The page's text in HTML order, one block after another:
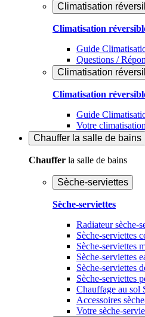
Climatisation
Climatisation
Guide
Questions /
Climatisation
Climatisation
Guide
Votre
Chauffer la salle de bains
Chauffer la salle de bains
Sèche-serviettes
Sèche-serviettes
Radiateur sèche-
Sèche-serviettes
Sèche-serviettes
Sèche-serviettes
Sèche-serviettes
Sèche-serviettes
Chauffage au sol
Accessoires
Votre sèche-